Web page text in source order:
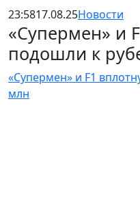
23:5817.08.25Новости
«Супермен» и
подошли к
«Супермен» и F1
млн